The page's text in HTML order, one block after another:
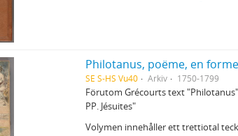
Philotanus, poëme, en
SE S-HS Vu40 Arkiv 1750-1799
Förutom Grécourts text
PP. Jésuites"
Volymen innehåller ett trettiotal